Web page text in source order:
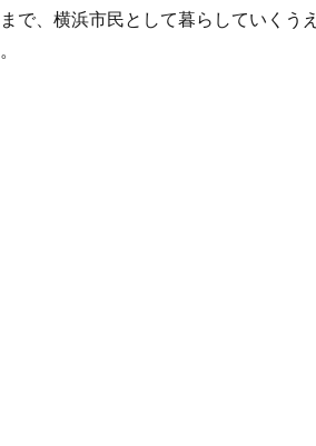
で、横浜市民として暮らしていくうえ